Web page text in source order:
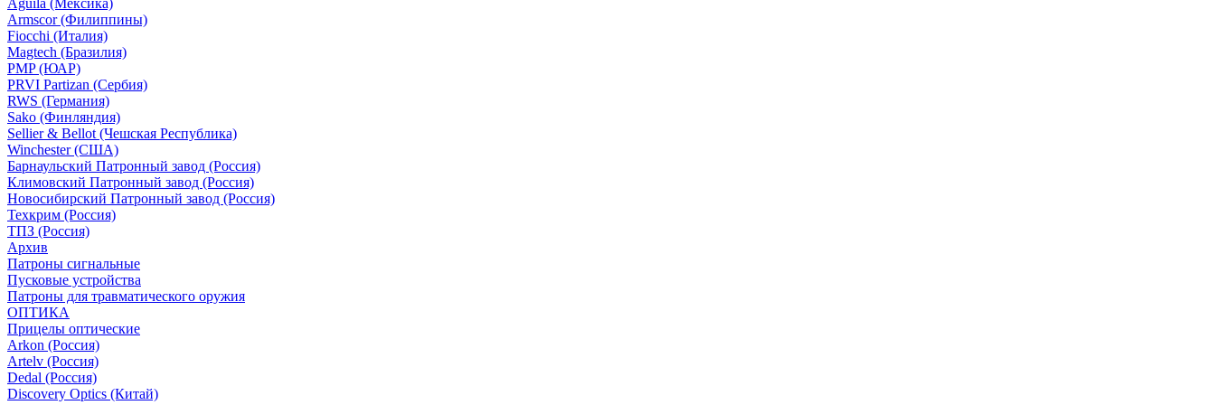
Aguila (Мексика)
Armscor (Филиппины)
Fiocchi (Италия)
Magtech (Бразилия)
PMP (ЮАР)
PRVI Partizan (Сербия)
RWS (Германия)
Sako (Финляндия)
Sellier & Bellot (Чешская Республика)
Winchester (США)
Барнаульский Патронный завод (Россия)
Климовский Патронный завод (Россия)
Новосибирский Патронный завод (Россия)
Техкрим (Россия)
ТПЗ (Россия)
Архив
Патроны сигнальные
Пусковые устройства
Патроны для травматического оружия
ОПТИКА
Прицелы оптические
Arkon (Россия)
Artelv (Россия)
Dedal (Россия)
Discovery Optics (Китай)